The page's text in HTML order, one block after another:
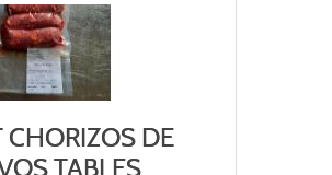
CHORIZOS DE
TABLES